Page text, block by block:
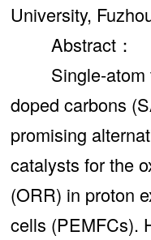
University,
Abstract：
Single-atom
doped carbons
promising
catalysts for the
(ORR) in proton
cells (PEMFCs).